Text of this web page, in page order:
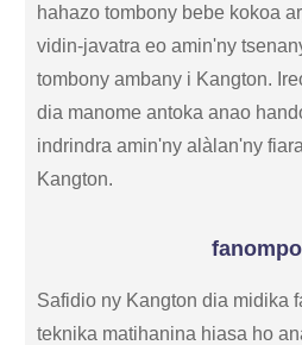
hahazo tombony bebe kokoa
vidin-javatra eo amin'ny
tombony ambany i Kangton.
dia manome antoka anao
indrindra amin'ny alàlan'ny
Kangton.
Safidio ny Kangton dia midika
teknika matihanina hiasa ho